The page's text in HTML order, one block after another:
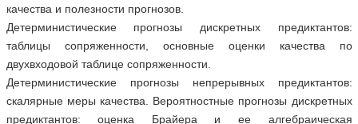
качества и полезности прогнозов.
Детерминистические прогнозы дискретных предиктантов:
таблицы сопряженности, основные оценки качества по
двухвходовой таблице сопряженности.
Детерминистические прогнозы непрерывных предиктантов:
скалярные меры качества. Вероятностные прогнозы дискретных
предиктантов: оценка Брайера и ее алгебраическая